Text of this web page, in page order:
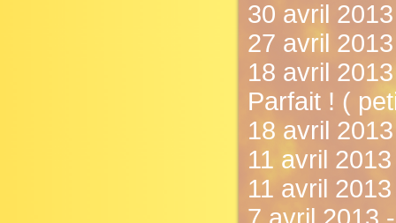
30 avril
27 avril
18 avril
Parfait ! (
18 avril
11 avril
11 avril